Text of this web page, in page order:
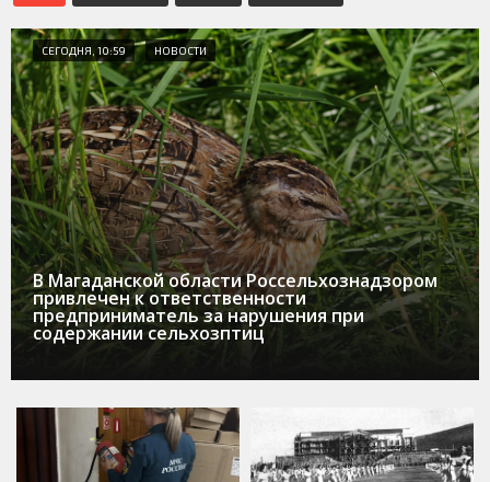
СЕГОДНЯ, 10:59 НОВОСТИ
В Магаданской области Россельхознадзором
привлечен к ответственности
предприниматель за нарушения при
содержании сельхозптиц